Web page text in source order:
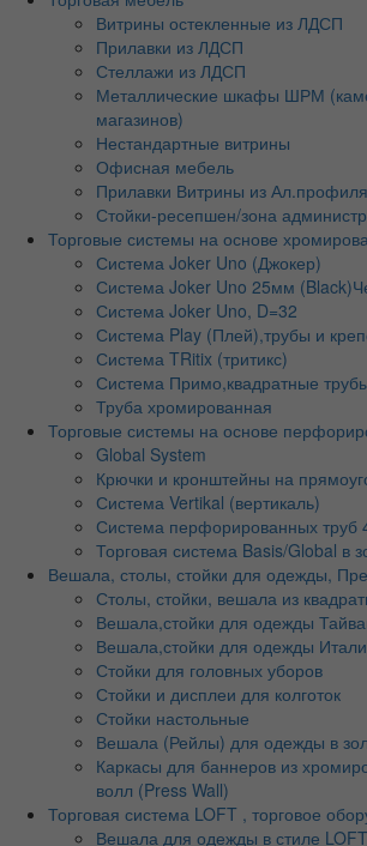
Витрины остекленные из ЛДСП
Прилавки из ЛДСП
Стеллажи из ЛДСП
Металлические шкафы ШРМ
магазинов)
Нестандартные витрины
Офисная мебель
Прилавки Витрины из Ал.профиля
Стойки-ресепшен/зона
Торговые системы на основе
Система Joker Uno (Джокер)
Система Joker Uno 25мм
Система Joker Uno, D=32
Система Play (Плей),трубы и
Система TRitix (тритикс)
Система Примо,квадратные
Труба хромированная
Торговые системы на основе
Global System
Крючки и кронштейны на
Система Vertikal (вертикаль)
Система перфорированных труб
Торговая система Basis/Global в
Вешала, столы, стойки для одежды,
Столы, стойки, вешала из
Вешала,стойки для одежды
Вешала,стойки для одежды
Стойки для головных уборов
Стойки и дисплеи для колготок
Стойки настольные
Вешала (Рейлы) для одежды в
Каркасы для баннеров из
волл (Press Wall)
Торговая система LOFT , торговое
Вешала для одежды в стиле LOFT